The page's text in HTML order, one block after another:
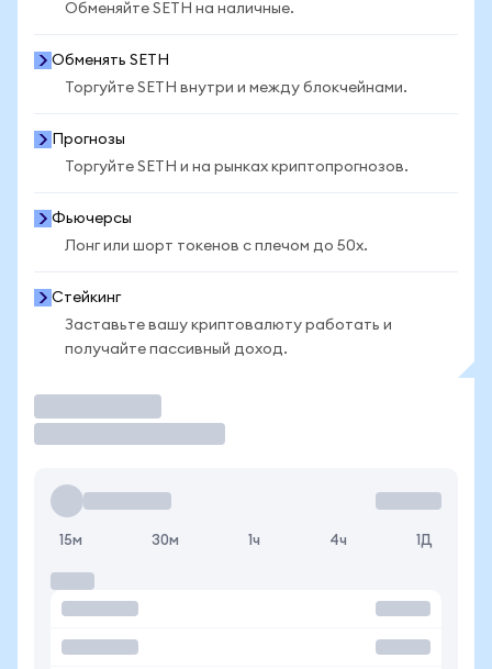
Обменяйте SETH на наличные.
Обменять SETH
Торгуйте SETH внутри и между блокчейнами.
Прогнозы
Торгуйте SETH и на рынках криптопрогнозов.
Фьючерсы
Лонг или шорт токенов с плечом до 50x.
Стейкинг
Заставьте вашу криптовалюту работать и
получайте пассивный доход.
15м 30м 1ч 4ч 1Д